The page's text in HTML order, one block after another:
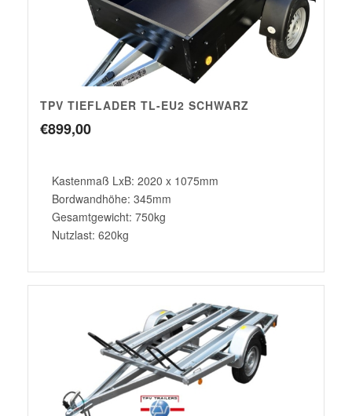
TPV TIEFLADER TL-EU2 SCHWARZ
€899,00
Kastenmaß LxB: 2020 x 1075mm
Bordwandhöhe: 345mm
Gesamtgewicht: 750kg
Nutzlast: 620kg